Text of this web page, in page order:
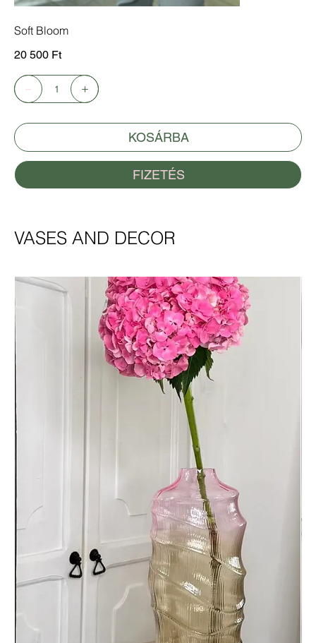
Soft Bloom
20 500 Ft
KOSÁRBA
FIZETÉS
VASES AND DECOR